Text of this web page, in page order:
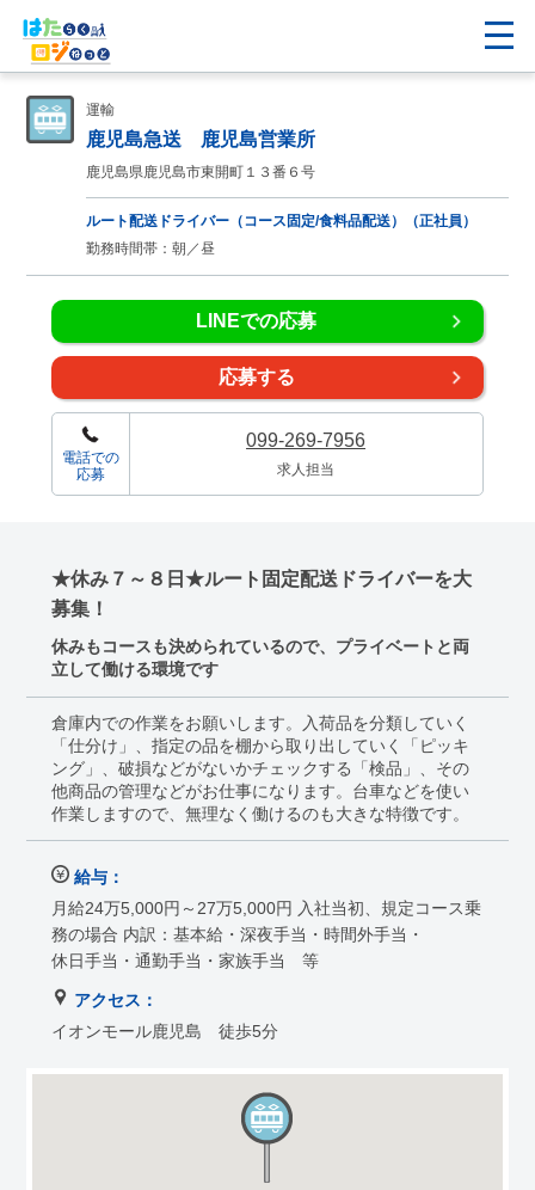
運輸
鹿児島急送 鹿児島営業所
鹿児島県鹿児島市東開町１３番６号
ルート配送ドライバー（コース固定/食料品配送）（正社員）
勤務時間帯：朝／昼
LINEでの応募
応募する
電話での
応募
099-269-7956
求人担当
★休み７～８日★ルート固定配送ドライバーを大
募集！
休みもコースも決められているので、プライベートと両
立して働ける環境です
倉庫内での作業をお願いします。入荷品を分類していく
「仕分け」、指定の品を棚から取り出していく「ピッキ
ング」、破損などがないかチェックする「検品」、その
他商品の管理などがお仕事になります。台車などを使い
作業しますので、無理なく働けるのも大きな特徴です。
給与：
月給24万5,000円～27万5,000円 入社当初、規定コース乗
務の場合 内訳：基本給・深夜手当・時間外手当・
休日手当・通勤手当・家族手当 等
アクセス：
イオンモール鹿児島 徒歩5分